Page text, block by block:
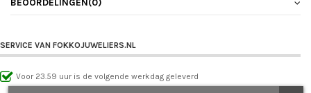
BEOORDELINGEN (0)
SERVICE VAN FOKKOJUWELIERS.NL
Voor 23.59 uur is de volgende werkdag geleverd